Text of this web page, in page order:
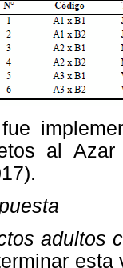
al
adultos